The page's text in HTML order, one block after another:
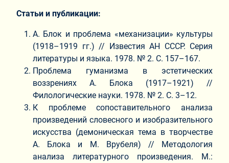
Статьи и публикации:
А. Блок и проблема «механизации» культуры
(1918–1919 гг.) // Известия АН СССР. Серия
литературы и языка. 1978. № 2. С. 157–167.
Проблема гуманизма в эстетических
воззрениях А. Блока (1917–1921) //
Филологические науки. 1978. № 2. С. 3–12.
К проблеме сопоставительного анализа
произведений словесного и изобразительного
искусства (демоническая тема в творчестве
А. Блока и М. Врубеля) // Методология
анализа литературного произведения. М.: